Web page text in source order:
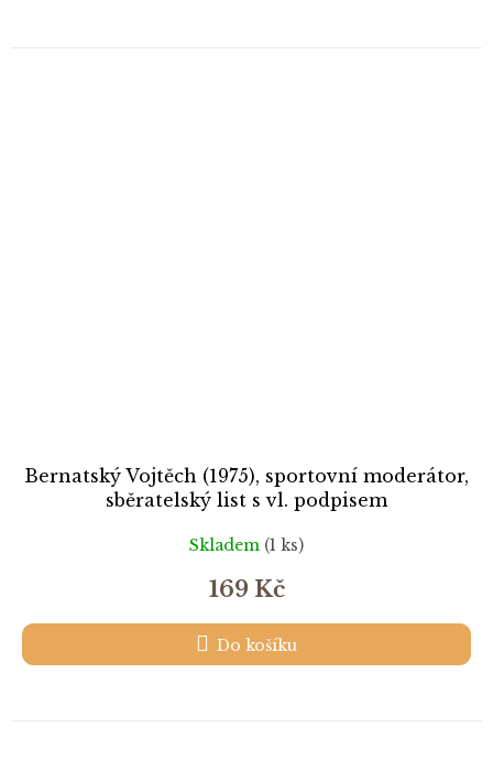
Bernatský Vojtěch (1975), sportovní moderátor,
sběratelský list s vl. podpisem
Skladem (1 ks)
169 Kč
Do košíku